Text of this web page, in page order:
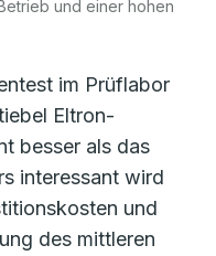
und einer hohen
im Prüflabor
Eltron-
besser als das
interessant wird
und
des mittleren